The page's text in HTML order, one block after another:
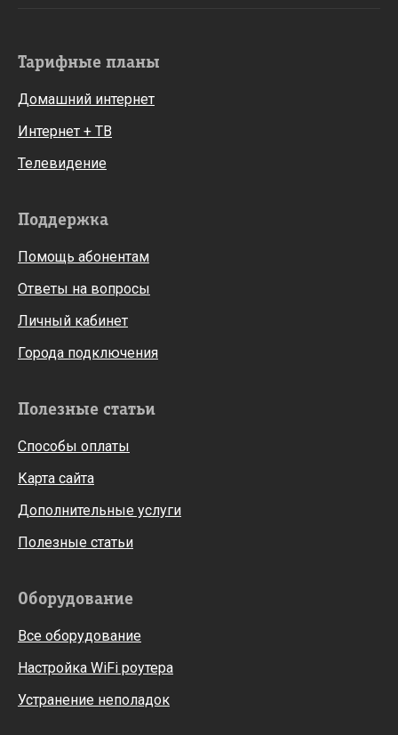
Тарифные планы
Домашний интернет
Интернет + ТВ
Телевидение
Поддержка
Помощь абонентам
Ответы на вопросы
Личный кабинет
Города подключения
Полезные статьи
Способы оплаты
Карта сайта
Дополнительные услуги
Полезные статьи
Оборудование
Все оборудование
Настройка WiFi роутера
Устранение неполадок